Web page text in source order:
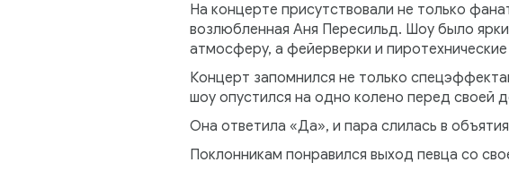
На концерте присутствовали не только
возлюбленная Аня Пересильд. Шоу было
атмосферу, а фейерверки и
Концерт запомнился не только
шоу опустился на одно колено перед своей
Она ответила «Да», и пара слилась в
Поклонникам понравился выход певца со